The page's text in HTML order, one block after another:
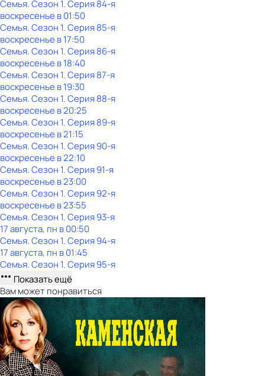
Семья. Сезон 1. Серия 84-я
воскресенье в01:50
Семья. Сезон 1. Серия 85-я
воскресенье в17:50
Семья. Сезон 1. Серия 86-я
воскресенье в18:40
Семья. Сезон 1. Серия 87-я
воскресенье в19:30
Семья. Сезон 1. Серия 88-я
воскресенье в20:25
Семья. Сезон 1. Серия 89-я
воскресенье в21:15
Семья. Сезон 1. Серия 90-я
воскресенье в22:10
Семья. Сезон 1. Серия 91-я
воскресенье в23:00
Семья. Сезон 1. Серия 92-я
воскресенье в23:55
Семья. Сезон 1. Серия 93-я
17 августа, пн в 00:50
Семья. Сезон 1. Серия 94-я
17 августа, пн в 01:45
Семья. Сезон 1. Серия 95-я
Показать ещё
Вам может понравиться